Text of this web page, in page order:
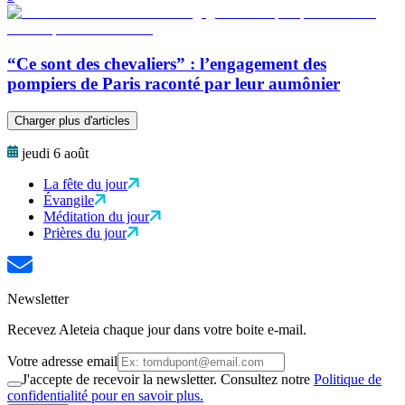
“Ce sont des chevaliers” : l’engagement des
pompiers de Paris raconté par leur aumônier
Charger plus d'articles
jeudi 6 août
La fête du jour
Évangile
Méditation du jour
Prières du jour
Newsletter
Recevez Aleteia chaque jour dans votre boite e-mail.
Votre adresse email
J'accepte de recevoir la newsletter. Consultez notre Politique de
confidentialité pour en savoir plus.